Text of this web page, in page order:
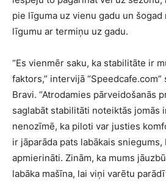
pie līguma uz vienu gadu un
līgumu ar termiņu uz gadu.
“Es vienmēr saku, ka stabilitāte ir
faktors,” intervijā
Bravi. “Atrodamies pārveidošanās
saglabāt stabilitāti noteiktās jomās
nenozīmē, ka piloti var justies
ir jāparāda pats labākais
apmierināti. Zinām, ka mums
labāka mašīna, lai viņi varētu